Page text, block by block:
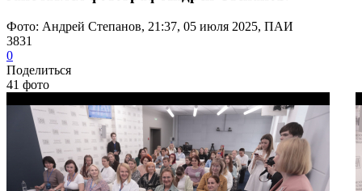
Фото: Андрей Степанов, 21:37, 05 июля 2025, ПАИ
3831
0
Поделиться
41 фото